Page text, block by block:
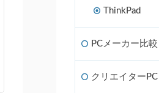
ThinkPad
PCメーカー比較
クリエイターPC